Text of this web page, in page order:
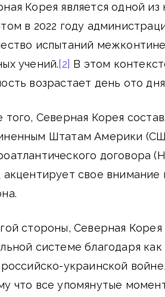
Корея является одной
в 2022 году
испытаний
учений.[2] В этом
возрастает день ото
того, Северная Корея
Штатам Америки
договора
акцентирует свое внимание
стороны, Северная
системе благодаря
украинской
что все упомянутые